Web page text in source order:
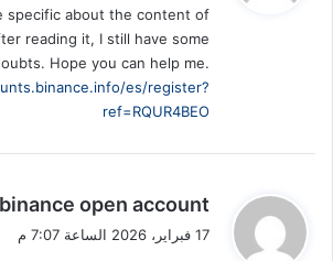
ل
specific about the content of
reading it, I still have some
Hope you can help me.
es/register?
ref=RQUR4BEO
يbinance open account
17 فبراير، 2026 الساعة 7:07 م